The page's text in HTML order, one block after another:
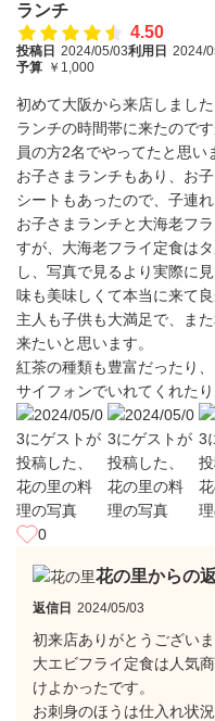
ランチ
4.50
投稿日 2024/05/03利用日 2024/
予算 ￥1,000
初めて大阪から来店しました
ランチの時間帯に来たので
員の方2名でやってたと思い
お子さまランチもあり、お
シートもあったので、子連
お子さまランチと大海老フ
すが、大海老フライ定食は
し、写真で見るより実際に
味も美味しくて本当に来て良
主人も子供も大満足で、ま
来たいと思います。
紅茶の種類も豊富だったり
サイフォンでいれてくれた
0
花の里からの
返信日 2024/05/03
初来店ありがとうございま
大エビフライ定食は人気
けよかったです。
お刺身のほうは仕入れ状